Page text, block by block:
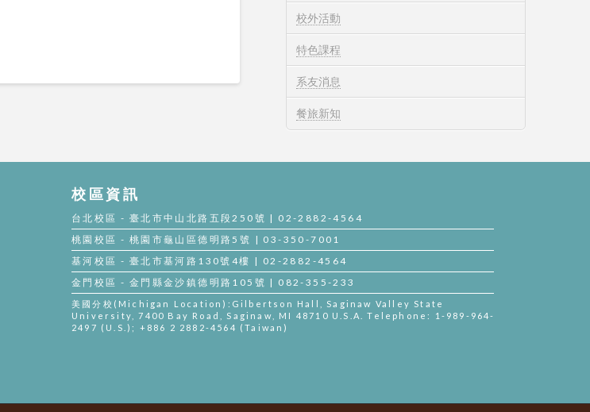
校外活動
特色課程
系友消息
餐旅新知
校區資訊
台北校區 - 臺北市中山北路五段250號 | 02-2882-4564
桃園校區 - 桃園市龜山區德明路5號 | 03-350-7001
基河校區 - 臺北市基河路130號4樓 | 02-2882-4564
金門校區 - 金門縣金沙鎮德明路105號 | 082-355-233
美國分校(Michigan Location):Gilbertson Hall, Saginaw Valley State
University, 7400 Bay Road, Saginaw, MI 48710 U.S.A. Telephone: 1-989-964-
2497 (U.S.); +886 2 2882-4564 (Taiwan)